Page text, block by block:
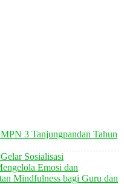
3 Tanjungpandan Tahun
Sosialisasi
Emosi dan
Mindfulness bagi Guru dan